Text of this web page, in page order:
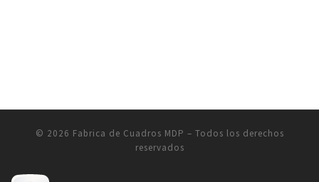
© 2026 Fabrica de Cuadros MDP – Todos los derechos
reservados